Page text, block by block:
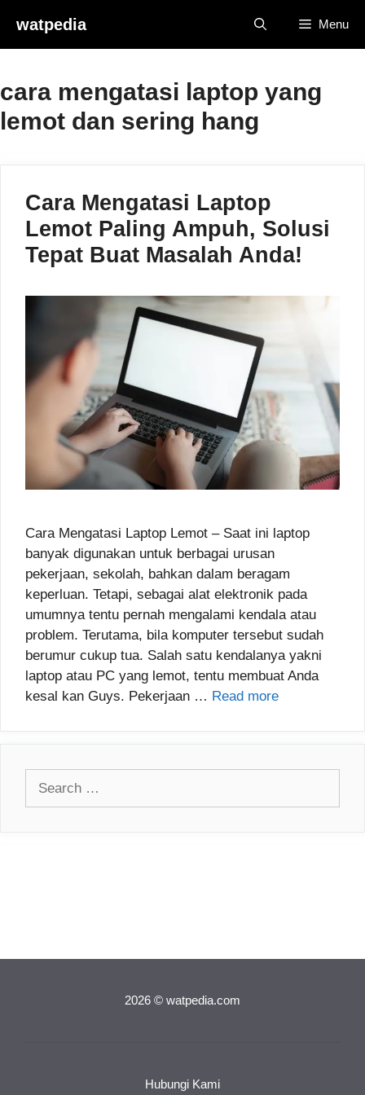
content
watpedia Menu
cara mengatasi laptop yang
lemot dan sering hang
Cara Mengatasi Laptop
Lemot Paling Ampuh, Solusi
Tepat Buat Masalah Anda!
Cara Mengatasi Laptop Lemot – Saat ini laptop
banyak digunakan untuk berbagai urusan
pekerjaan, sekolah, bahkan dalam beragam
keperluan. Tetapi, sebagai alat elektronik pada
umumnya tentu pernah mengalami kendala atau
problem. Terutama, bila komputer tersebut sudah
berumur cukup tua. Salah satu kendalanya yakni
laptop atau PC yang lemot, tentu membuat Anda
kesal kan Guys. Pekerjaan … Read more
2026 © watpedia.com
Hubungi Kami